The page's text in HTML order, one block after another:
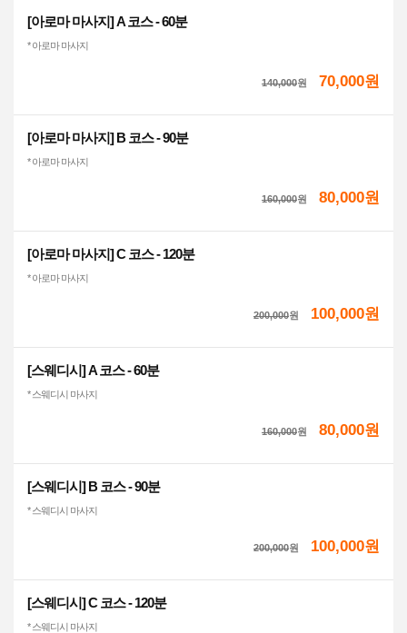
[아로마 마사지] A 코스 - 60분
* 아로마 마사지
140,000원 70,000원
[아로마 마사지] B 코스 - 90분
* 아로마 마사지
160,000원 80,000원
[아로마 마사지] C 코스 - 120분
* 아로마 마사지
200,000원 100,000원
[스웨디시] A 코스 - 60분
* 스웨디시 마사지
160,000원 80,000원
[스웨디시] B 코스 - 90분
* 스웨디시 마사지
200,000원 100,000원
[스웨디시] C 코스 - 120분
* 스웨디시 마사지